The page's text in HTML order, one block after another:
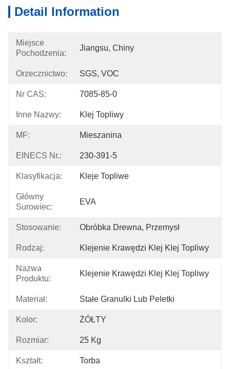
Detail Information
Miejsce
Pochodzenia:
Jiangsu, Chiny
Orzecznictwo: SGS, VOC
Nr CAS: 7085-85-0
Inne Nazwy: Klej Topliwy
MF: Mieszanina
EINECS Nr.: 230-391-5
Klasyfikacja: Kleje Topliwe
Główny
Surowiec:
EVA
Stosowanie: Obróbka Drewna, Przemysł
Rodzaj: Klejenie Krawędzi Klej Klej Topliwy
Nazwa
Produktu:
Klejenie Krawędzi Klej Klej Topliwy
Materiał: Stałe Granulki Lub Peletki
Kolor: ŻÓŁTY
Rozmiar: 25 Kg
Kształt: Torba